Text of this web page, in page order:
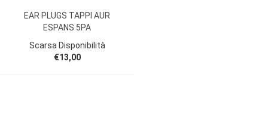
EAR PLUGS TAPPI AUR
ESPANS 5PA
Scarsa Disponibilità
€13,00